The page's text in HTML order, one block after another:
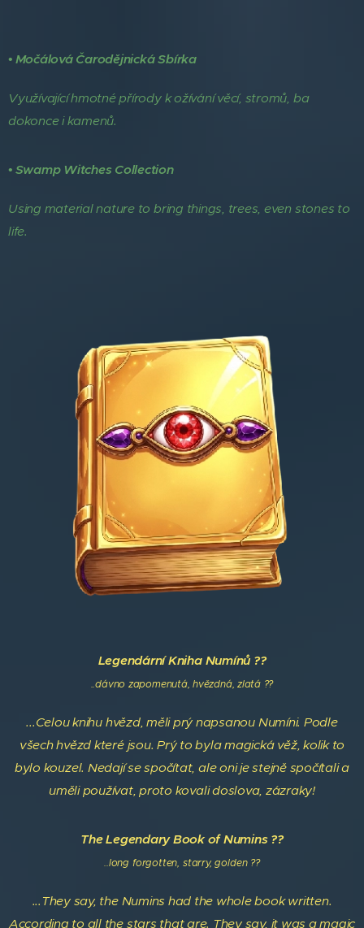
• Močálová Čarodějnická Sbírka
Využívající hmotné přírody k ožívání věcí, stromů, ba
dokonce i kamenů.
• Swamp Witches Collection
Using material nature to bring things, trees, even stones to
life.
Legendární Kniha Numínů ??
..dávno zapomenutá, hvězdná, zlatá ??
...Celou knihu hvězd, měli prý napsanou Numíni. Podle
všech hvězd které jsou. Prý to byla magická věž, kolik to
bylo kouzel. Nedají se spočítat, ale oni je stejně spočítali a
uměli používat, proto kovali doslova, zázraky!
The Legendary Book of Numins ??
..long forgotten, starry, golden ??
...They say, the Numins had the whole book written.
According to all the stars that are. They say, it was a magic